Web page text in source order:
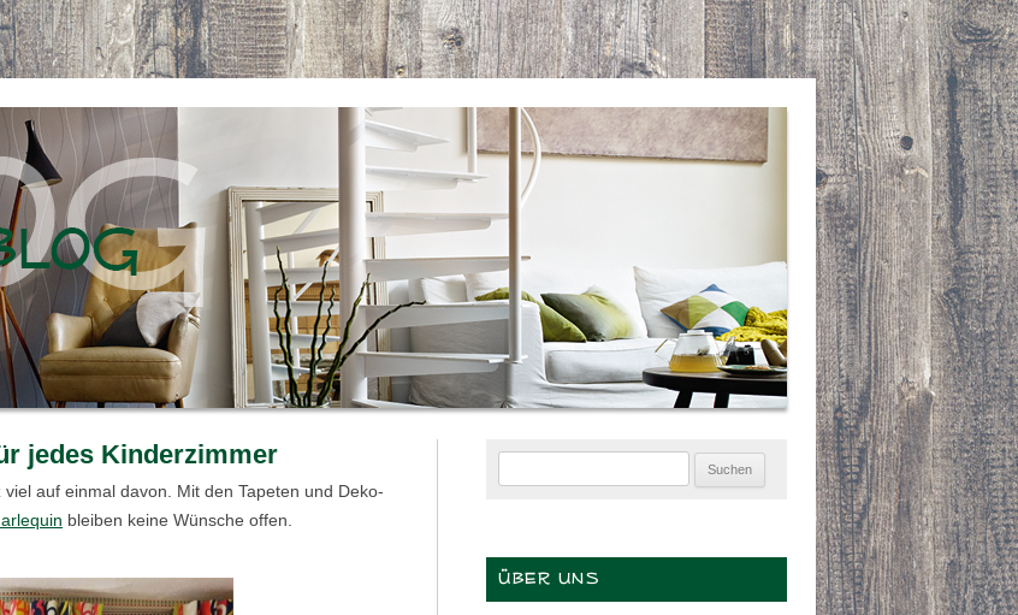
jedes Kinderzimmer
auf einmal davon. Mit den Tapeten und Deko-
bleiben keine Wünsche offen.
ÜBER UNS